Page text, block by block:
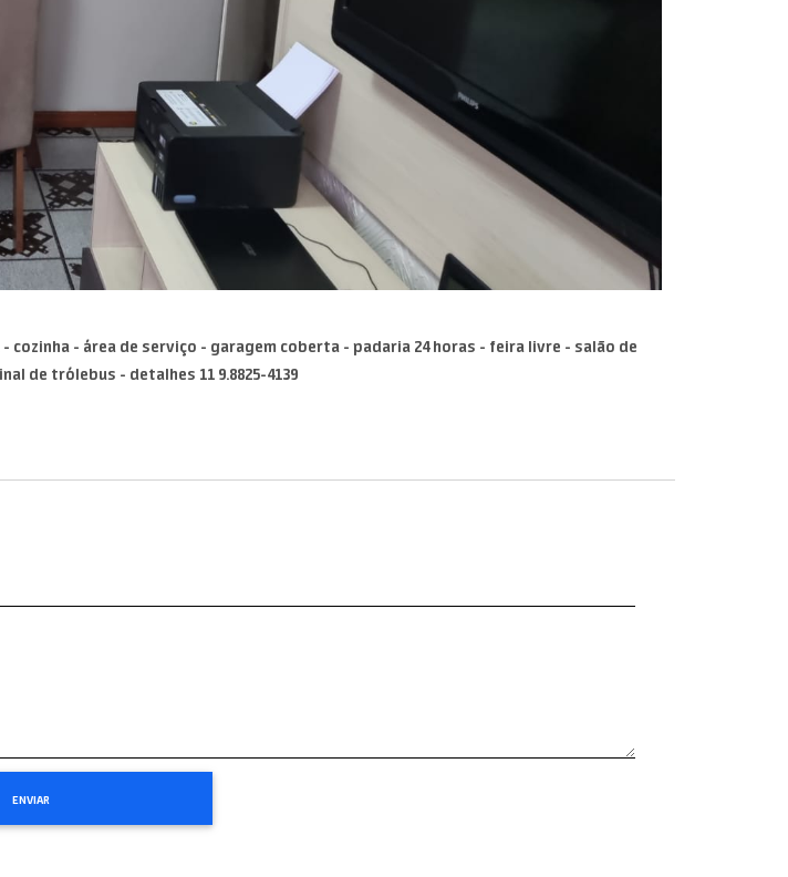
- área de serviço - garagem coberta - padaria 24 horas - feira livre - salão de
de trólebus - detalhes 11 9.8825-4139